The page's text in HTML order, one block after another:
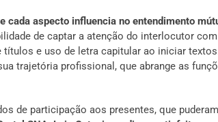
cada aspecto influencia no entendimento
de captar a atenção do interlocutor
e uso de letra capitular ao iniciar
trajetória profissional, que abrange as
de participação aos presentes, que